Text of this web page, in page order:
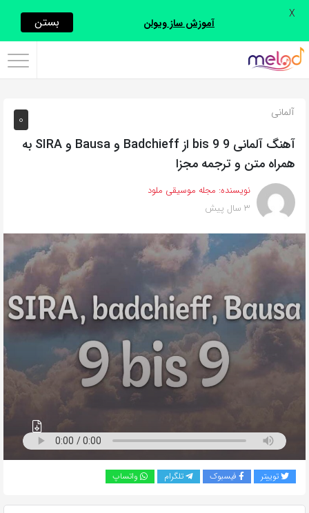
اشتراک
با
روش‌های
زیر
این
صفحه
را
دوستان
خود
به
اشتراک
0 آلمانی
آهنگ آلمانی 9 bis 9 از Badchieff و Bausa و SIRA به
همراه متن و ترجمه مجزا
نویسنده: مجله موسیقی ملود
3 سال پیش
توییتر فیسبوک تلگرام واتساپ
آموزش ساز ویولن بستن X